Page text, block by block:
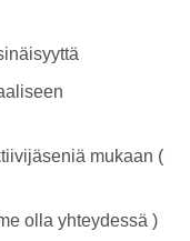
mukaan (
yhteydessä )